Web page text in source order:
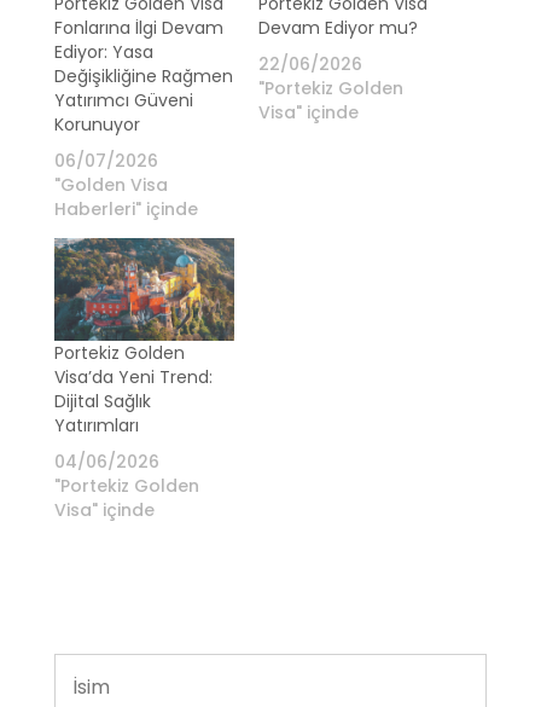
Fonlarına İlgi Devam
Ediyor: Yasa
Değişikliğine Rağmen
Yatırımcı Güveni
Korunuyor
06/07/2026
"Golden Visa
Haberleri" içinde
Devam Ediyor mu?
22/06/2026
"Portekiz Golden
Visa" içinde
Portekiz Golden
Visa’da Yeni Trend:
Dijital Sağlık
Yatırımları
04/06/2026
"Portekiz Golden
Visa" içinde